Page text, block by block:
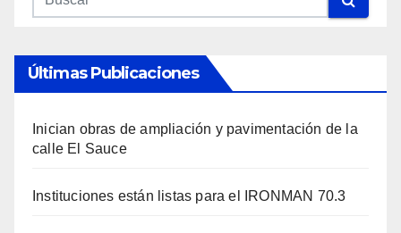
Últimas Publicaciones
Inician obras de ampliación y pavimentación de la
calle El Sauce
Instituciones están listas para el IRONMAN 70.3